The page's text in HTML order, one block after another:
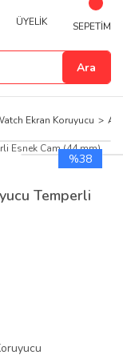
Ara
ÜYELİK SEPETİM
Ekran Koruyucu
%38
Temperli